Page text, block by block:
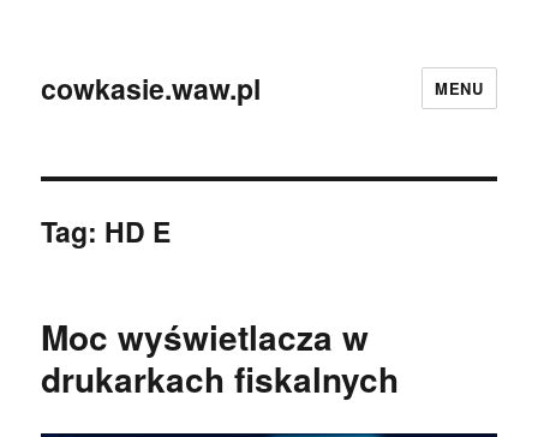
cowkasie.waw.pl MENU
Tag: HD E
Moc wyświetlacza w
drukarkach fiskalnych